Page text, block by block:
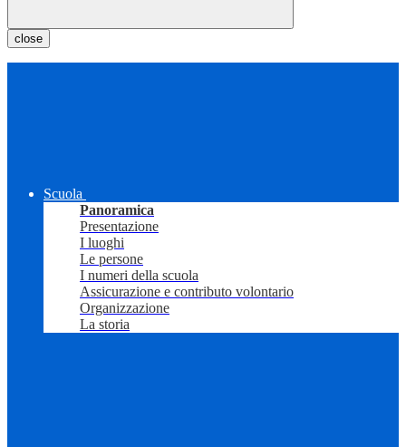
close
Scuola
Panoramica
Presentazione
I luoghi
Le persone
I numeri della scuola
Assicurazione e contributo volontario
Organizzazione
La storia